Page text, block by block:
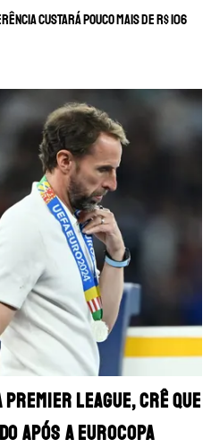
custará pouco mais de R$ 106
League, crê que
após a Eurocopa